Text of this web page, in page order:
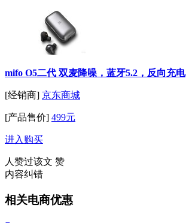
mifo O5二代 双麦降噪，蓝牙5.2，反向充电
[经销商] 京东商城
[产品售价] 499元
进入购买
人赞过该文 赞
内容纠错
相关电商优惠